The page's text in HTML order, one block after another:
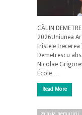
CĂLIN
2026Uniunea
tristețe
Demetrescu
Nicolae
École …
Read More
galaxia nemuririi